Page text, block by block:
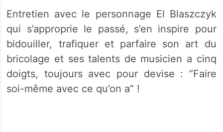
Entretien avec le personnage El Blaszczyk
qui s’approprie le passé, s’en inspire pour
bidouiller, trafiquer et parfaire son art du
bricolage et ses talents de musicien a cinq
doigts, toujours avec pour devise : “Faire
soi-même avec ce qu’on a” !